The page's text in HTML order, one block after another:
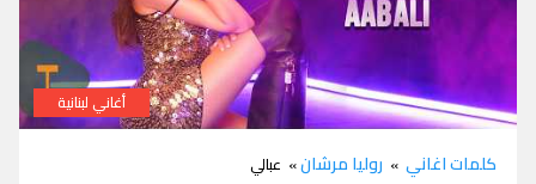
أغاني لبنانية
كلمات اغاني » روليا مرشان» عبالي